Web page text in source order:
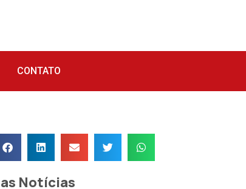
CONTATO
Notícias